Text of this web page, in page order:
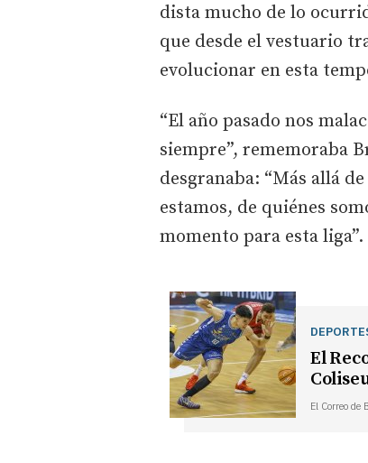
dista mucho de lo
que desde el vestuario
evolucionar en esta
“El año pasado nos
siempre”, rememoraba
desgranaba: “Más allá
estamos, de quiénes
momento para esta liga”.
El
El Correo de